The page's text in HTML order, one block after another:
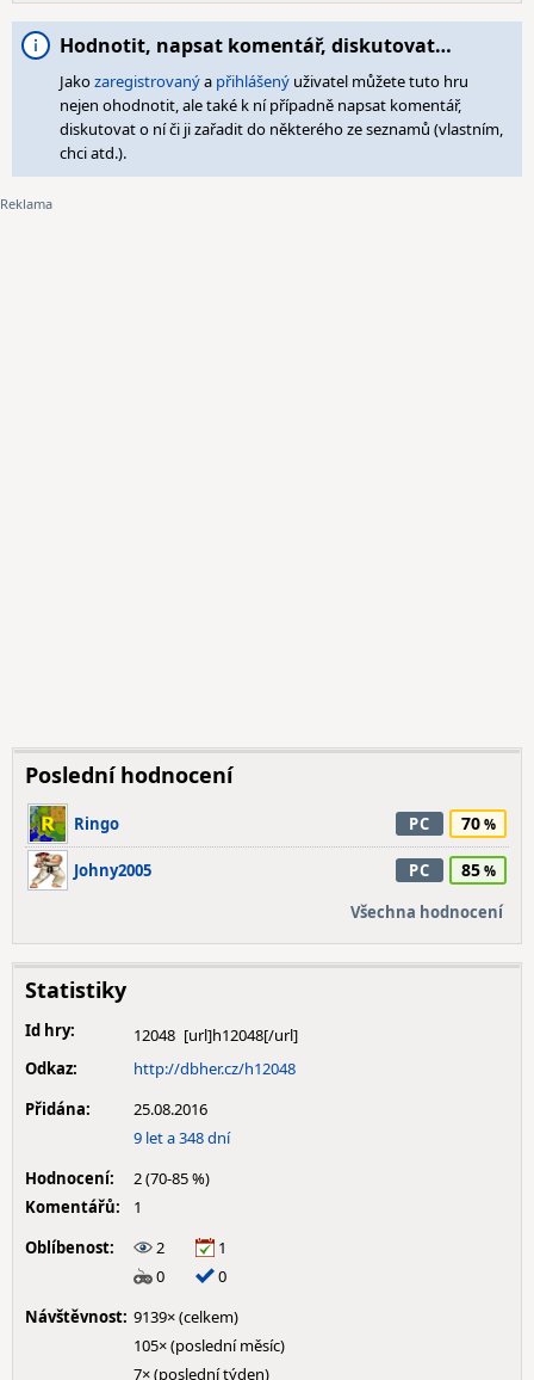
Hodnotit, napsat komentář, diskutovat…
Jakozaregistrovanýa přihlášený uživatel můžete tuto hru
nejen ohodnotit, ale také k ní případně napsat komentář,
diskutovat o ní či ji zařadit do některého ze seznamů (vlastním,
chci atd.).
Poslední hodnocení
Ringo PC 70
Johny2005 PC 85
Všechna hodnocení
Statistiky
Id hry:
12048
Odkaz:
http://dbher.cz/h12048
Přidána:
25.08.2016
9 let a 348 dní
Hodnocení:
2 (70-85 %)
Komentářů:
1
Oblíbenost:
2
1
0
0
Návštěvnost: 9139× (celkem)
105× (poslední měsíc)
7× (poslední týden)